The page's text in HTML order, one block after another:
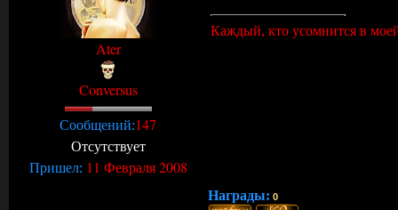
Ater
Conversus
Сообщений:147
Отсутствует
Пришел: 11 Февраля 2008
Каждый, кто усомнится в
Награды: 0